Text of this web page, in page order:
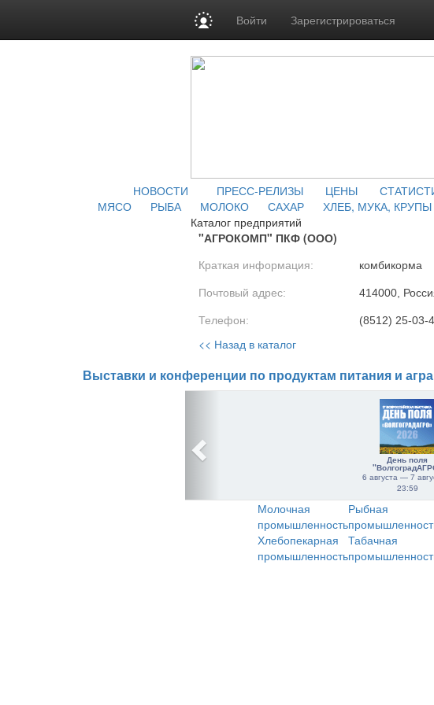
Войти Зарегистрироваться
НОВОСТИ ПРЕСС-РЕЛИЗЫ ЦЕНЫ
МЯСО
РЫБА МОЛОКО САХАР ХЛЕБ, МУКА, КРУПЫ
Каталог предприятий
"АГРОКОМП" ПКФ (ООО)
Краткая информация: комбикорма
Почтовый адрес: 414000,
Телефон: (8512) 25-03-
<< Назад в каталог
Выставки и конференции по продуктам питания и
День поля
6 августа — 7
23:59
Молочная
промышленность
Рыбная
Хлебопекарная
промышленность
Табачная